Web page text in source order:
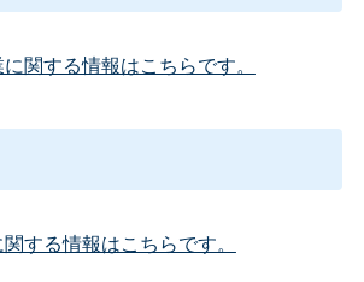
関する情報はこちらです。
する情報はこちらです。